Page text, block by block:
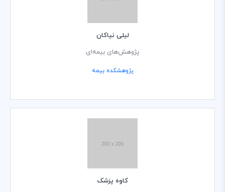
لیلی نیاکان
پژوهش‌های بیمه‌ای
پژوهشکده بیمه
کاوه پزشک